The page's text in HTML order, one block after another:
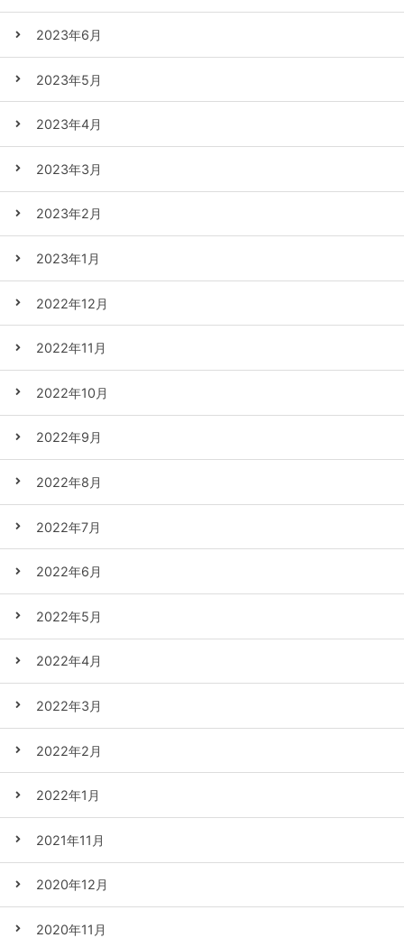
2023年6月
2023年5月
2023年4月
2023年3月
2023年2月
2023年1月
2022年12月
2022年11月
2022年10月
2022年9月
2022年8月
2022年7月
2022年6月
2022年5月
2022年4月
2022年3月
2022年2月
2022年1月
2021年11月
2020年12月
2020年11月